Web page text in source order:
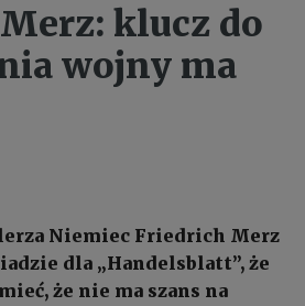
klucz do
wojny ma
Niemiec Friedrich Merz
dla „Handelsblatt”, że
że nie ma szans na